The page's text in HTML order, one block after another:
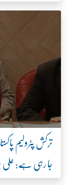
ترکش پٹرولیم
جا رہی ہے: علی